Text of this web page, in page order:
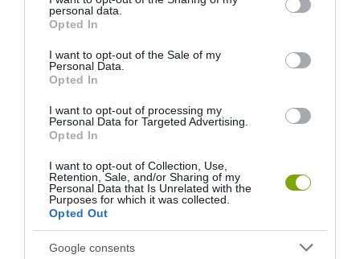
grant or deny consent to Google and its third-party tags to
use your data for below specified purposes in below Google
consent section.
personal data.
Opted In
I want to opt-out of the Sale of my
Personal Data.
Opted In
I want to opt-out of processing my
Personal Data for Targeted Advertising.
Opted In
I want to opt-out of Collection, Use,
Retention, Sale, and/or Sharing of my
Personal Data that Is Unrelated with the
Purposes for which it was collected.
Opted Out
Google consents
500 EDDIG ISMERETLEN
LAKÓJÁT MUTATTA MEG
2026-08-06
ARBORÉTUMBA
KIRÁNDULÁS PANNONHALMA